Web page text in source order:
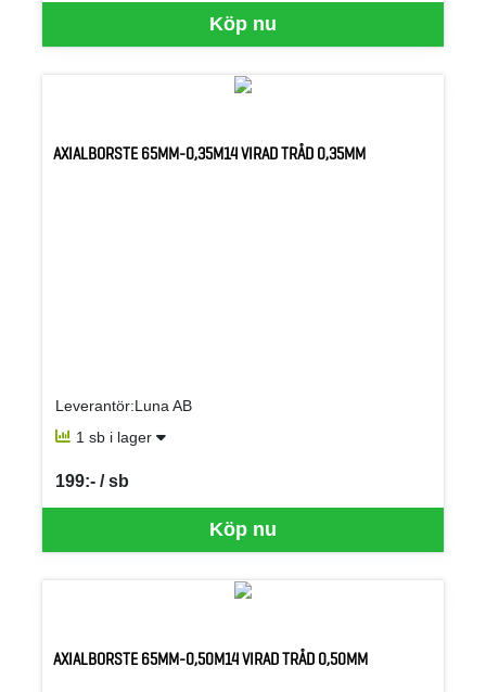
Köp nu
AXIALBORSTE 65MM-0,35M14 VIRAD TRÅD 0,35MM
Leverantör:Luna AB
1 sb i lager
Köp nu
199:- / sb
SEK per SB
AXIALBORSTE 65MM-0,50M14 VIRAD TRÅD 0,50MM